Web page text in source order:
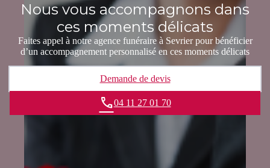
Nous vous accompagnons dans
ces moments délicats
Faites appel à notre agence funéraire à Sevrier pour bénéficier
d’un accompagnement personnalisé en ces moments délicats
Demande de devis
04 11 27 01 70